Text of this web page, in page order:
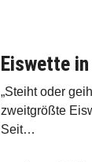
Eiswette
„Steiht oder
zweitgrößte
Seit…